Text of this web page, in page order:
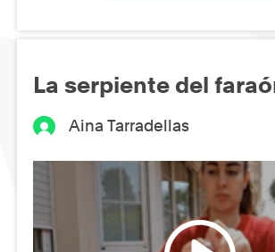
La serpiente del
Aina Tarradellas